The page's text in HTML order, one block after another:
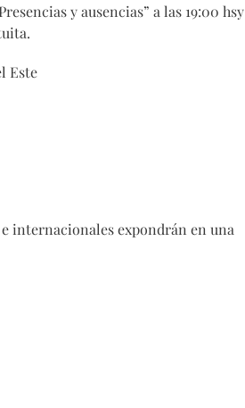
y ausencias” a las 19:00 hsy
Este
internacionales expondrán en una